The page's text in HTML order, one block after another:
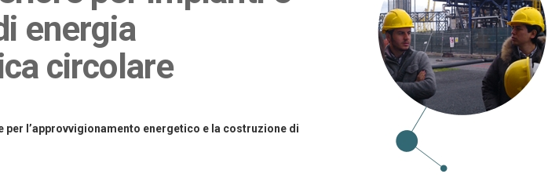
energia
circolare
per l’approvvigionamento energetico e la costruzione di